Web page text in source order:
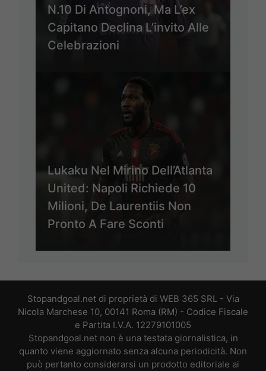
N.10 Di Antognoni, Ma L’ex
Capitano Declina L’invito Alle
Celebrazioni
Lukaku Nel Mirino Dell’Atlanta
United: Napoli Richiede 10
Milioni, De Laurentiis Non
Pronto A Fare Sconti
Stopandgoal.net di proprietà di WEB 365 SRL - Via
Nicola Marchese 10, 00141 Roma (RM) - Codice Fiscale
e Partita I.V.A. 12279101005
Stopandgoal.net non è una testata giornalistica, in
quanto viene aggiornato senza alcuna periodicità. Non
può pertanto considerarsi un prodotto editoriale ai